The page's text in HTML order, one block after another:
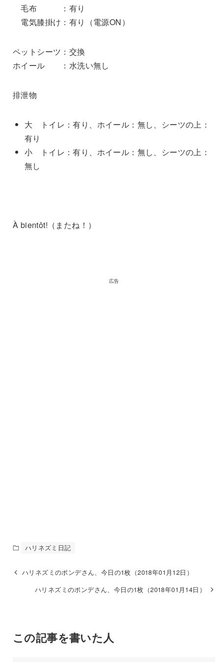
毛布 ：有り
電気膝掛け：有り（電源ON）
ペットシーツ：交換
ホイール ：水洗い無し
排泄物
大 トイレ：有り、ホイール：無し、シーツの上：
有り
小 トイレ：有り、ホイール：無し、シーツの上：
無し
À bientôt!（またね！）
広告
ハリネズミ日記
ハリネズミのポンデさん、今日の1枚（2018年01月12日）
ハリネズミのポンデさん、今日の1枚（2018年01月14日）
この記事を書いた人